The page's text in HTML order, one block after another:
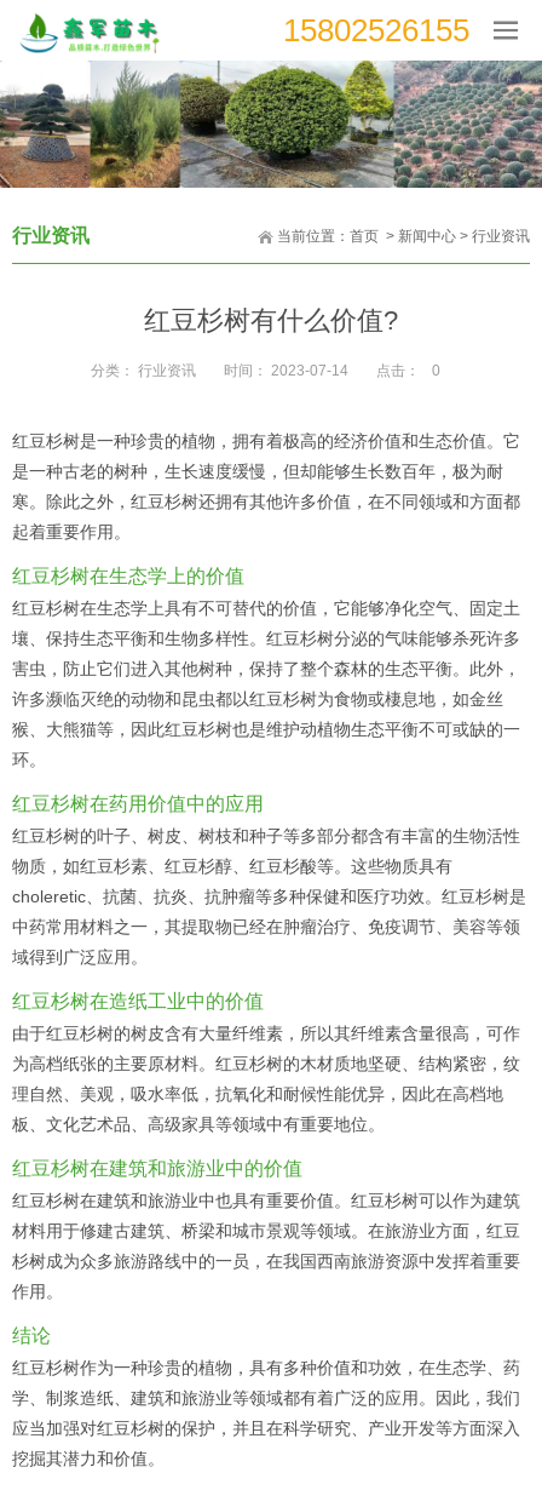
15802526155
当前位置： 首页 > 新闻中心 > 行业资讯
行业资讯
红豆杉树有什么价值?
分类： 行业资讯 时间： 2023-07-14 点击： 0
红豆杉树是一种珍贵的植物，拥有着极高的经济价值和生态价值。它
是一种古老的树种，生长速度缓慢，但却能够生长数百年，极为耐
寒。除此之外，红豆杉树还拥有其他许多价值，在不同领域和方面都
起着重要作用。
红豆杉树在生态学上的价值
红豆杉树在生态学上具有不可替代的价值，它能够净化空气、固定土
壤、保持生态平衡和生物多样性。红豆杉树分泌的气味能够杀死许多
害虫，防止它们进入其他树种，保持了整个森林的生态平衡。此外，
许多濒临灭绝的动物和昆虫都以红豆杉树为食物或棲息地，如金丝
猴、大熊猫等，因此红豆杉树也是维护动植物生态平衡不可或缺的一
环。
红豆杉树在药用价值中的应用
红豆杉树的叶子、树皮、树枝和种子等多部分都含有丰富的生物活性
物质，如红豆杉素、红豆杉醇、红豆杉酸等。这些物质具有
choleretic、抗菌、抗炎、抗肿瘤等多种保健和医疗功效。红豆杉树是
中药常用材料之一，其提取物已经在肿瘤治疗、免疫调节、美容等领
域得到广泛应用。
红豆杉树在造纸工业中的价值
由于红豆杉树的树皮含有大量纤维素，所以其纤维素含量很高，可作
为高档纸张的主要原材料。红豆杉树的木材质地坚硬、结构紧密，纹
理自然、美观，吸水率低，抗氧化和耐候性能优异，因此在高档地
板、文化艺术品、高级家具等领域中有重要地位。
红豆杉树在建筑和旅游业中的价值
红豆杉树在建筑和旅游业中也具有重要价值。红豆杉树可以作为建筑
材料用于修建古建筑、桥梁和城市景观等领域。在旅游业方面，红豆
杉树成为众多旅游路线中的一员，在我国西南旅游资源中发挥着重要
作用。
结论
红豆杉树作为一种珍贵的植物，具有多种价值和功效，在生态学、药
学、制浆造纸、建筑和旅游业等领域都有着广泛的应用。因此，我们
应当加强对红豆杉树的保护，并且在科学研究、产业开发等方面深入
挖掘其潜力和价值。